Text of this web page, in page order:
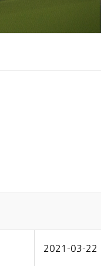
2021-03-22